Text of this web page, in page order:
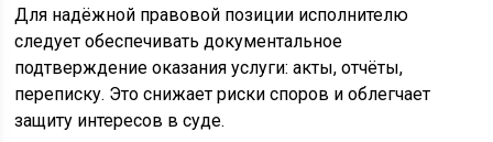
Для надёжной правовой позиции исполнителю
следует обеспечивать документальное
подтверждение оказания услуги: акты, отчёты,
переписку. Это снижает риски споров и облегчает
защиту интересов в суде.